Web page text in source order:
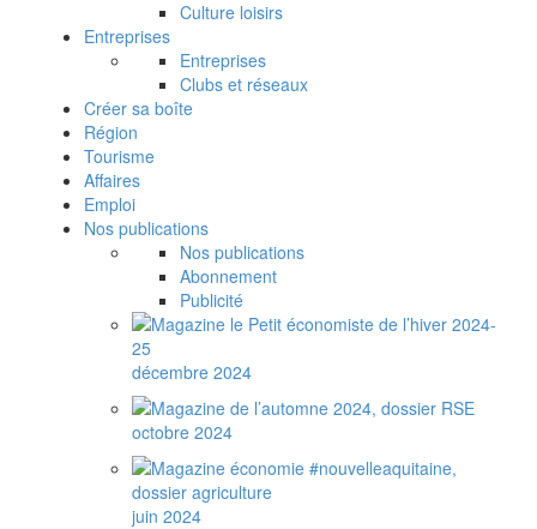
Culture loisirs
Entreprises
Entreprises
Clubs et réseaux
Créer sa boîte
Région
Tourisme
Affaires
Emploi
Nos publications
Nos publications
Abonnement
Publicité
décembre 2024
octobre 2024
juin 2024